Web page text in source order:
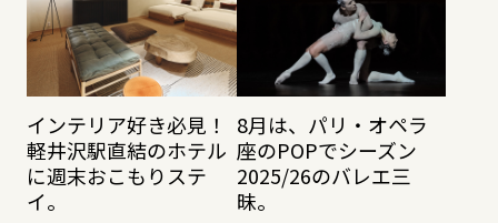
インテリア好き必見！
軽井沢駅直結のホテル
に週末おこもりステ
イ。
8月は、パリ・オペラ
座のPOPでシーズン
2025/26のバレエ三
昧。